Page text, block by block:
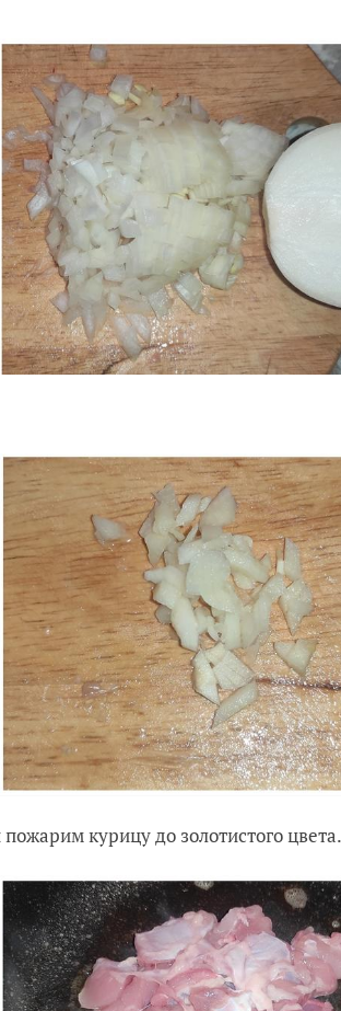
курицу до золотистого цвета.